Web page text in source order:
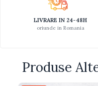
LIVRARE IN 24-48H
oriunde in Romania
Produse